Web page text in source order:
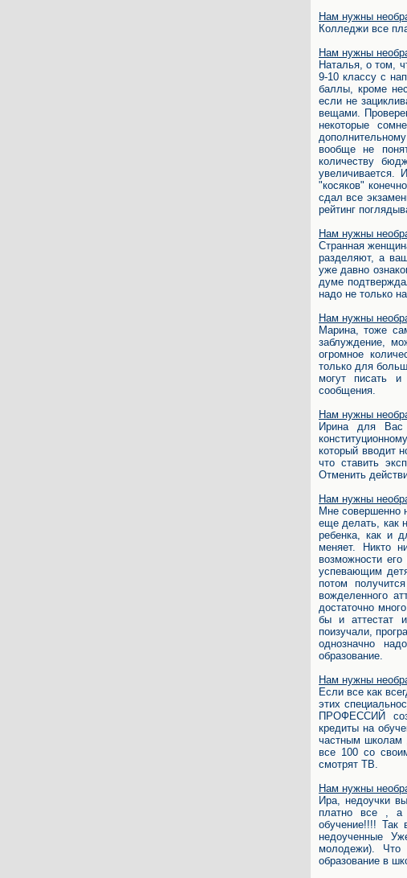
Нам нужны
Колледжи все
Нам нужны
Наталья, о том,
9-10 классу с
баллы, кроме
если не
вещами.
некоторые
вообще не
количеству
увеличивается.
"косяков"
сдал все
рейтинг
Нам нужны
Странная
разделяют, а
уже давно
думе
надо не только
Нам нужны
Марина, тоже
заблуждение,
огромное
только для
могут писать и
сообщения.
Нам нужны
Ирина для
который вводит
что ставить
Отменить
Нам нужны
Мне совершенно
еще делать, как
ребенка, как и
меняет. Никто
возможности
успевающим
потом
вожделенного
достаточно
бы и аттестат
поизучали,
однозначно
образование.
Нам нужны
Если все как
этих
ПРОФЕССИЙ
кредиты на
частным школам
все 100 со
смотрят ТВ.
Нам нужны
Ира, недоучки
платно все , а
обучение!!!! Так
недоученные
молодежи). Что
образование в